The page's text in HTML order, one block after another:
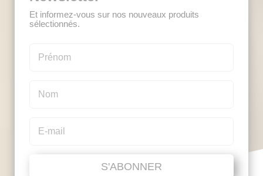
Et informez-vous sur nos nouveaux produits
sélectionnés.
S'ABONNER